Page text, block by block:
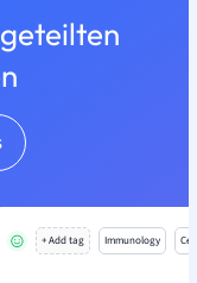
+ Add tag Immunology